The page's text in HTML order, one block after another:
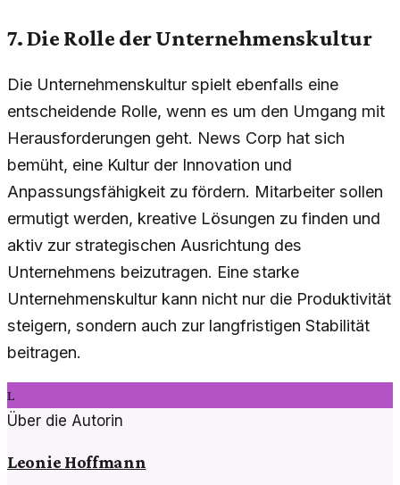
7. Die Rolle der Unternehmenskultur
Die Unternehmenskultur spielt ebenfalls eine
entscheidende Rolle, wenn es um den Umgang mit
Herausforderungen geht. News Corp hat sich
bemüht, eine Kultur der Innovation und
Anpassungsfähigkeit zu fördern. Mitarbeiter sollen
ermutigt werden, kreative Lösungen zu finden und
aktiv zur strategischen Ausrichtung des
Unternehmens beizutragen. Eine starke
Unternehmenskultur kann nicht nur die Produktivität
steigern, sondern auch zur langfristigen Stabilität
beitragen.
L
Über die Autorin
Leonie Hoffmann